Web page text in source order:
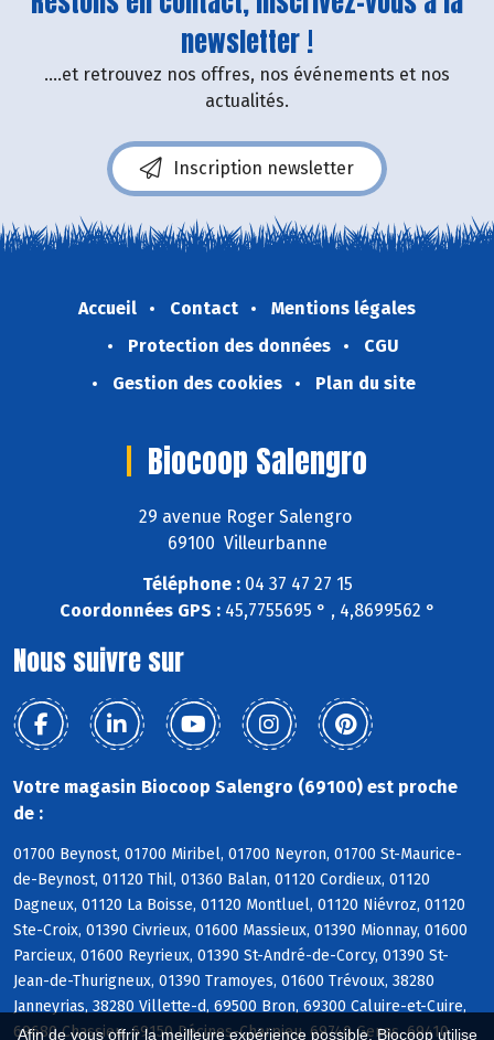
Afin de vous offrir la meilleure expérience possible, Biocoop utilise
newsletter !
....et retrouvez nos offres, nos événements et nos
actualités.
Inscription newsletter
Accueil Contact
Mentions légales
Protection des données
CGU
Gestion des cookies
Plan du site
Biocoop Salengro
29 avenue Roger Salengro
69100 Villeurbanne
Téléphone :04 37 47 27 15
Coordonnées GPS :45,7755695 ° , 4,8699562 °
Nous suivre sur
Votre magasin Biocoop Salengro (69100) est proche
de :
01700 Beynost, 01700 Miribel, 01700 Neyron, 01700 St-Maurice-
de-Beynost, 01120 Thil, 01360 Balan, 01120 Cordieux, 01120
Dagneux, 01120 La Boisse, 01120 Montluel, 01120 Niévroz, 01120
Ste-Croix, 01390 Civrieux, 01600 Massieux, 01390 Mionnay, 01600
Parcieux, 01600 Reyrieux, 01390 St-André-de-Corcy, 01390 St-
Jean-de-Thurigneux, 01390 Tramoyes, 01600 Trévoux, 38280
Janneyrias, 38280 Villette-d, 69500 Bron, 69300 Caluire-et-Cuire,
69680 Chassieu, 69150 Décines-Charpieu, 69740 Genas, 69410